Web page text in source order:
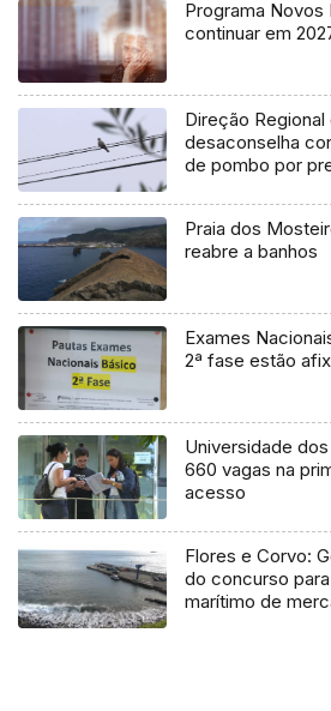
Programa Novos
continuar em
Direção Regional
desaconselha
de pombo por
Praia dos
reabre a banhos
Exames
2ª fase estão
Universidade
660 vagas na
acesso
Flores e Corvo:
do concurso
marítimo de